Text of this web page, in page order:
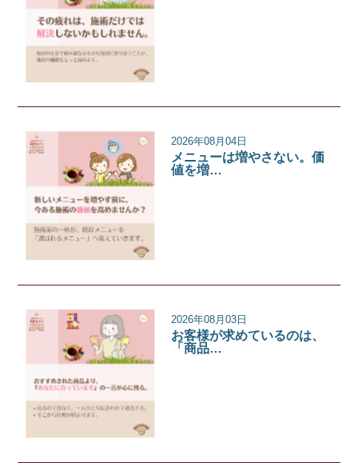
2026年08月04日
メニューは増やさない。価
値を増…
2026年08月03日
お客様が求めているのは、
「商品…